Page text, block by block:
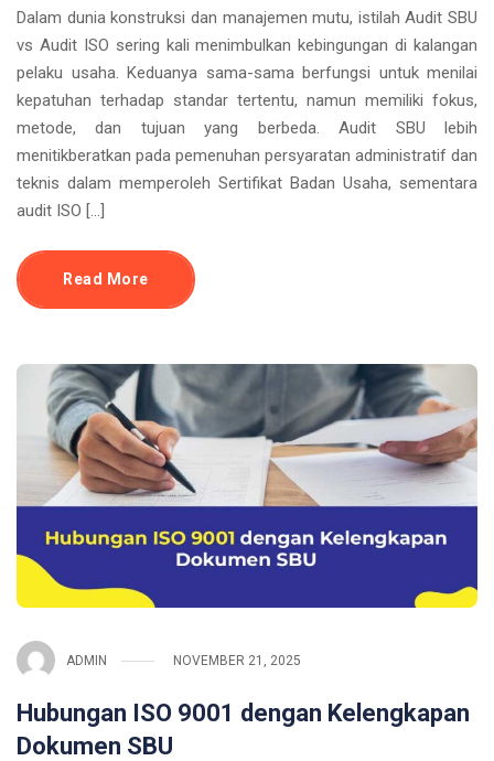
Dalam dunia konstruksi dan manajemen mutu, istilah Audit SBU
vs Audit ISO sering kali menimbulkan kebingungan di kalangan
pelaku usaha. Keduanya sama-sama berfungsi untuk menilai
kepatuhan terhadap standar tertentu, namun memiliki fokus,
metode, dan tujuan yang berbeda. Audit SBU lebih
menitikberatkan pada pemenuhan persyaratan administratif dan
teknis dalam memperoleh Sertifikat Badan Usaha, sementara
audit ISO […]
Read More
ADMIN NOVEMBER 21, 2025
Hubungan ISO 9001 dengan Kelengkapan
Dokumen SBU